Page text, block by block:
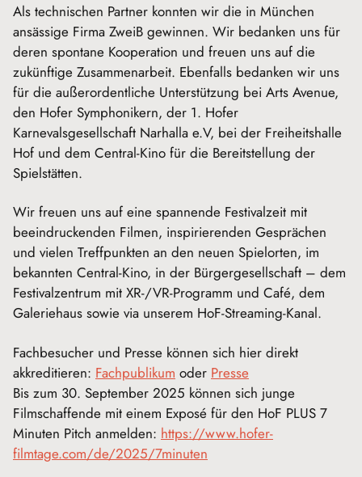
Als technischen Partner konnten wir die in München
ansässige Firma ZweiB gewinnen. Wir bedanken uns für
deren spontane Kooperation und freuen uns auf die
zukünftige Zusammenarbeit. Ebenfalls bedanken wir uns
für die außerordentliche Unterstützung bei Arts Avenue,
den Hofer Symphonikern, der 1. Hofer
Karnevalsgesellschaft Narhalla e.V, bei der Freiheitshalle
Hof und dem Central-Kino für die Bereitstellung der
Spielstätten.
Wir freuen uns auf eine spannende Festivalzeit mit
beeindruckenden Filmen, inspirierenden Gesprächen
und vielen Treffpunkten an den neuen Spielorten, im
bekannten Central-Kino, in der Bürgergesellschaft – dem
Festivalzentrum mit XR-/VR-Programm und Café, dem
Galeriehaus sowie via unserem HoF-Streaming-Kanal.
Fachbesucher und Presse können sich hier direkt
akkreditieren: Fachpublikum oder Presse
Bis zum 30. September 2025 können sich junge
Filmschaffende mit einem Exposé für den HoF PLUS 7
Minuten Pitch anmelden: https://www.hofer-
filmtage.com/de/2025/7minuten